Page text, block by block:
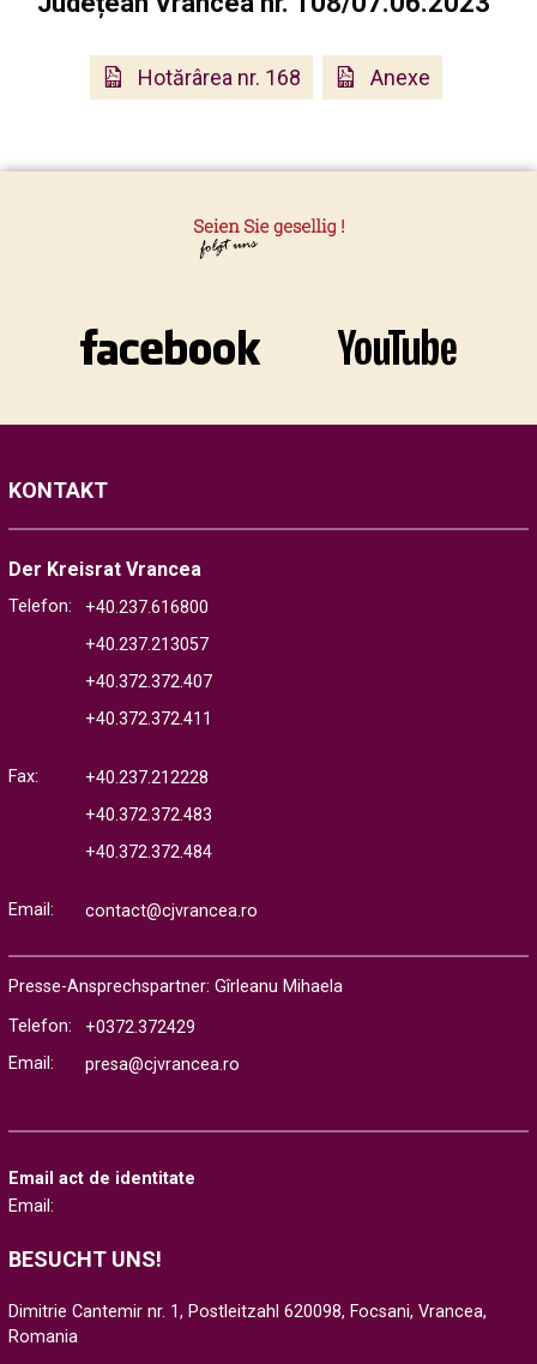
Hotărârea nr. 168 Anexe
KONTAKT
Der Kreisrat Vrancea
Telefon:
+40.237.616800
+40.237.213057
+40.372.372.407
+40.372.372.411
Fax:
+40.237.212228
+40.372.372.483
+40.372.372.484
Email: contact@cjvrancea.ro
Presse-Ansprechspartner: Gîrleanu Mihaela
Telefon:
+0372.372429
Email:
presa@cjvrancea.ro
Email act de identitate
Email:
BESUCHT UNS!
Dimitrie Cantemir nr. 1, Postleitzahl 620098, Focsani, Vrancea,
Romania